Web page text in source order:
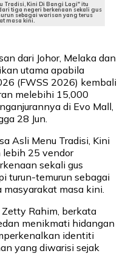
Tradisi, Kini Di Bangi Lagi" itu
tiga negeri berkenaan sekali gus
sebagai warisan yang terus
masa kini.
dari Johor, Melaka dan
utama apabila
(FWSS 2026) kembali
melebihi 15,000
di Evo Mall,
28 Jun.
Asli Menu Tradisi, Kini
lebih 25 vendor
sekali gus
turun-temurun sebagai
masa kini.
Rahim, berkata
menikmati hidangan
identiti
yang diwarisi sejak